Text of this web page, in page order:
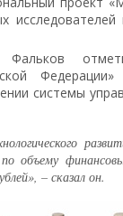
системы
объему
– сказал он.